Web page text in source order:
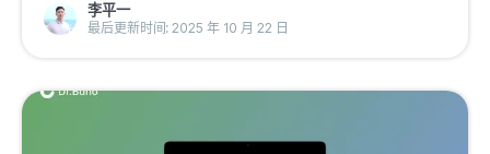
李平一
最后更新时间: 2025 年 10 月 22 日